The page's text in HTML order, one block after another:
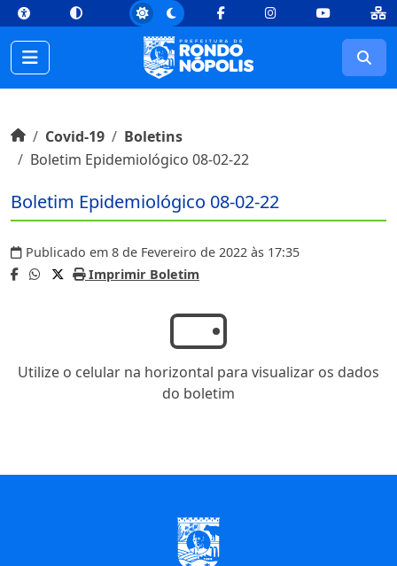
topConteúdo [1] Menu Principal [2] Busca [3] Rodapé [4]
FacebookInstagramYoutube
Início do conteúdo
InícioCovid-19
Boletins
Boletim Epidemiológico 08-02-22
Boletim Epidemiológico 08-02-22
Publicado em 8 de Fevereiro de 2022 às 17:35
Imprimir Boletim
Utilize o celular na horizontal para visualizar os dados
do boletim